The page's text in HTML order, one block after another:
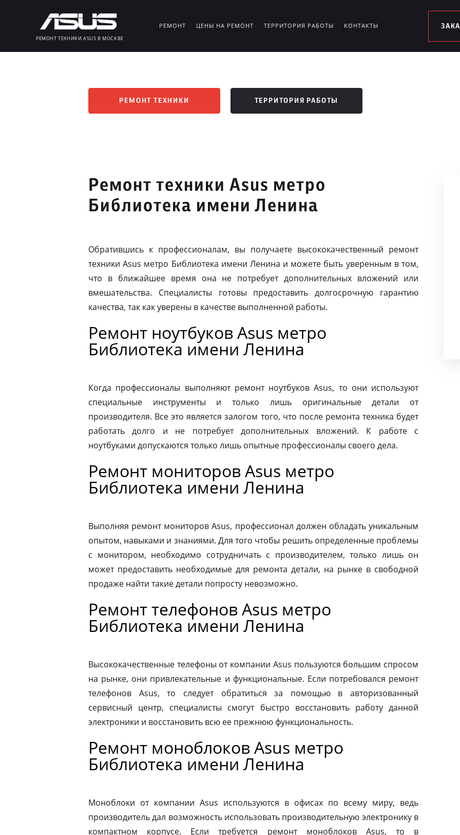
РЕМОНТ ТЕХНИКИ ASUS В МОСКВЕ
РЕМОНТ ЦЕНЫ НА РЕМОНТ ТЕРРИТОРИЯ РАБОТЫ КОНТАКТЫ
РЕМОНТ ТЕХНИКИ ТЕРРИТОРИЯ РАБОТЫ
Ремонт техники Asus метро
Библиотека имени Ленина
Обратившись к профессионалам, вы получаете высококачественный ремонт
техники Asus метро Библиотека имени Ленина и можете быть уверенным в том,
что в ближайшее время она не потребует дополнительных вложений или
вмешательства. Специалисты готовы предоставить долгосрочную гарантию
качества, так как уверены в качестве выполненной работы.
Ремонт ноутбуков Asus метро
Библиотека имени Ленина
Когда профессионалы выполняют ремонт ноутбуков Asus, то они используют
специальные инструменты и только лишь оригинальные детали от
производителя. Все это является залогом того, что после ремонта техника будет
работать долго и не потребует дополнительных вложений. К работе с
ноутбуками допускаются только лишь опытные профессионалы своего дела.
Ремонт мониторов Asus метро
Библиотека имени Ленина
Выполняя ремонт мониторов Asus, профессионал должен обладать уникальным
опытом, навыками и знаниями. Для того чтобы решить определенные проблемы
с монитором, необходимо сотрудничать с производителем, только лишь он
может предоставить необходимые для ремонта детали, на рынке в свободной
продаже найти такие детали попросту невозможно.
Ремонт телефонов Asus метро
Библиотека имени Ленина
Высококачественные телефоны от компании Asus пользуются большим спросом
на рынке, они привлекательные и функциональные. Если потребовался ремонт
телефонов Asus, то следует обратиться за помощью в авторизованный
сервисный центр, специалисты смогут быстро восстановить работу данной
электроники и восстановить всю ее прежнюю функциональность.
Ремонт моноблоков Asus метро
Библиотека имени Ленина
Моноблоки от компании Asus используются в офисах по всему миру, ведь
производитель дал возможность использовать производительную электронику в
компактном корпусе. Если требуется ремонт моноблоков Asus, то в